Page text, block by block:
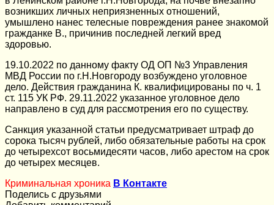
возникших личных неприязненных отношений,
умышлено нанес телесные повреждения ранее знакомой
гражданке В., причинив последней легкий вред
здоровью.
19.10.2022 по данному факту ОД ОП №3 Управления
МВД России по г.Н.Новгороду возбуждено уголовное
дело. Действия гражданина К. квалифицированы по ч. 1
ст. 115 УК РФ. 29.11.2022 указанное уголовное дело
направлено в суд для рассмотрения его по существу.
Санкция указанной статьи предусматривает штраф до
сорока тысяч рублей, либо обязательные работы на срок
до четырехсот восьмидесяти часов, либо арестом на срок
до четырех месяцев.
Криминальная хроника В Контакте
Поделись с друзьями